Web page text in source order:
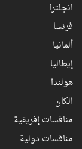
انجلترا
فرنسا
ألمانيا
إيطاليا
هولندا
الكان
منافسات إفريقية
منافسات دولية